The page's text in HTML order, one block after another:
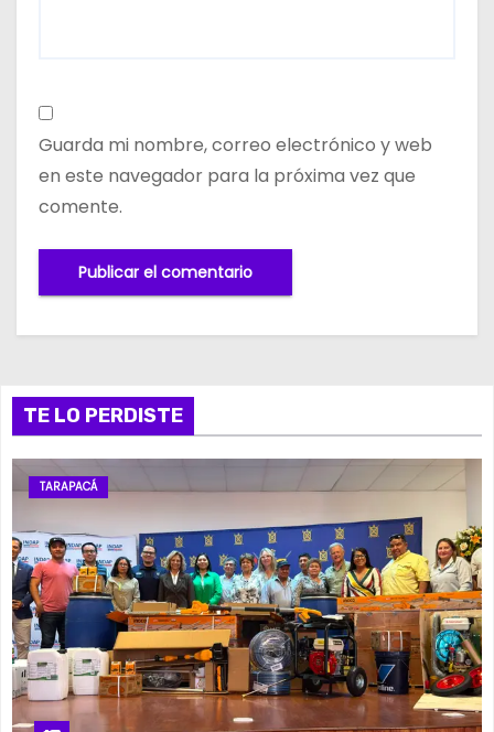
Guarda mi nombre, correo electrónico y web
en este navegador para la próxima vez que
comente.
TE LO PERDISTE
TARAPACÁ